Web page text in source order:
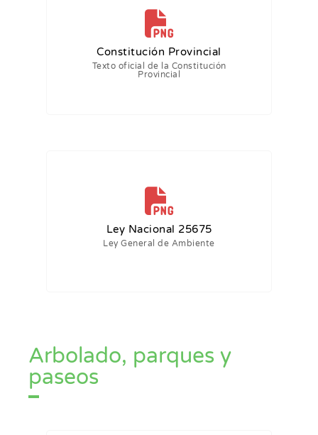
Constitución Provincial
Texto oficial de la Constitución
Provincial
Ley Nacional 25675
Ley General de Ambiente
Arbolado, parques y
paseos